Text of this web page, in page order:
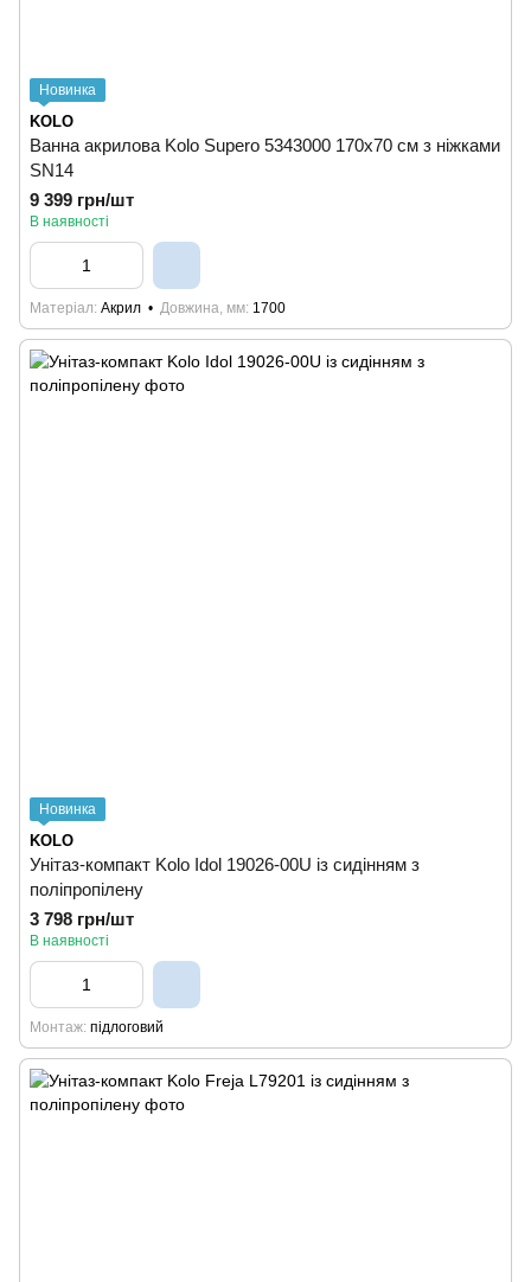
Новинка
KOLO
Ванна акрилова Kolo Supero 5343000 170x70 см з ніжками
SN14
9 399 грн/шт
В наявності
Матеріал Акрил Довжина, мм 1700
Новинка
KOLO
Унітаз-компакт Kolo Idol 19026-00U із сидінням з
поліпропілену
3 798 грн/шт
В наявності
Монтаж підлоговий